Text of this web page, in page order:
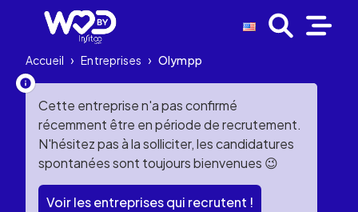
Accueil › Entreprises › Olympp
Cette entreprise n'a pas confirmé
récemment être en période de recrutement.
N'hésitez pas à la solliciter, les candidatures
spontanées sont toujours bienvenues 😉
Voir les entreprises qui recrutent !